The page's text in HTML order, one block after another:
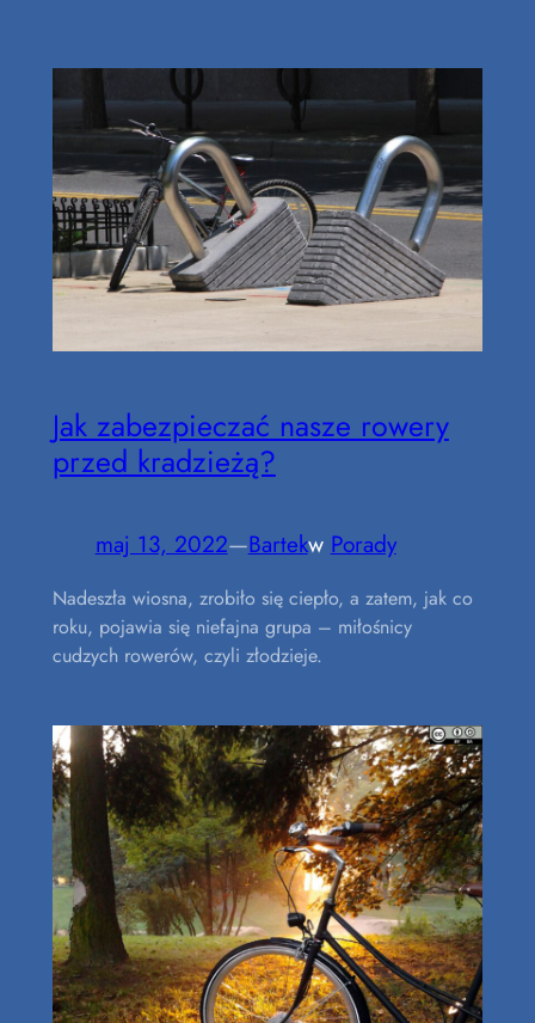
Jak zabezpieczać nasze rowery
przed kradzieżą?
maj 13, 2022—Bartekw Porady
Nadeszła wiosna, zrobiło się ciepło, a zatem, jak co
roku, pojawia się niefajna grupa – miłośnicy
cudzych rowerów, czyli złodzieje.